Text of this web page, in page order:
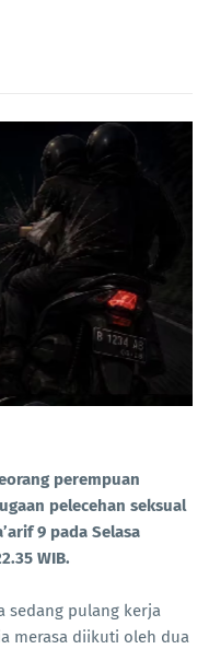
perempuan
pelecehan seksual
9 pada Selasa
WIB.
sedang pulang kerja
merasa diikuti oleh dua